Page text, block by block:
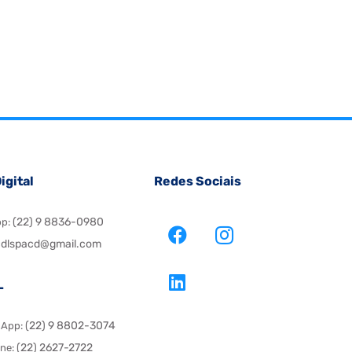
(22) 9 8836-0980
(22) 9 8802-3074
(22) 2627-2722
Redes Sociais